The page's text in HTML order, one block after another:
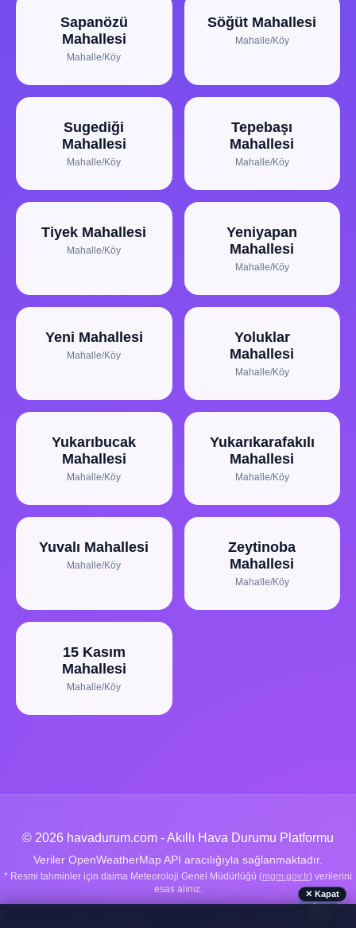
Sapanözü
Mahallesi
Mahalle/Köy
Söğüt Mahallesi
Mahalle/Köy
Sugediği
Mahallesi
Mahalle/Köy
Tepebaşı
Mahallesi
Mahalle/Köy
Tiyek Mahallesi
Mahalle/Köy
Yeniyapan
Mahallesi
Mahalle/Köy
Yeni Mahallesi
Mahalle/Köy
Yoluklar
Mahallesi
Mahalle/Köy
Yukarıbucak
Mahallesi
Mahalle/Köy
Yukarıkarafakılı
Mahallesi
Mahalle/Köy
Yuvalı Mahallesi
Mahalle/Köy
Zeytinoba
Mahallesi
Mahalle/Köy
15 Kasım
Mahallesi
Mahalle/Köy
© 2026 havadurum.com - Akıllı Hava Durumu Platformu
Veriler OpenWeatherMap API aracılığıyla sağlanmaktadır.
* Resmi tahminler için daima Meteoroloji Genel Müdürlüğü (mgm.gov.tr) verilerini
esas alınız.
🌤️
✕ Kapat